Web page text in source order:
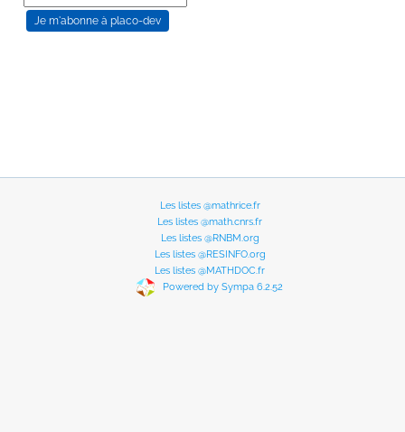
Les listes @mathrice.fr
Les listes @math.cnrs.fr
Les listes @RNBM.org
Les listes @RESINFO.org
Les listes @MATHDOC.fr
Powered by Sympa 6.2.52